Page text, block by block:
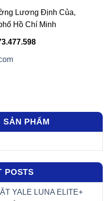
Lương Định Của,
Hồ Chí Minh
SẢN PHẨM
POSTS
YALE LUNA ELITE+